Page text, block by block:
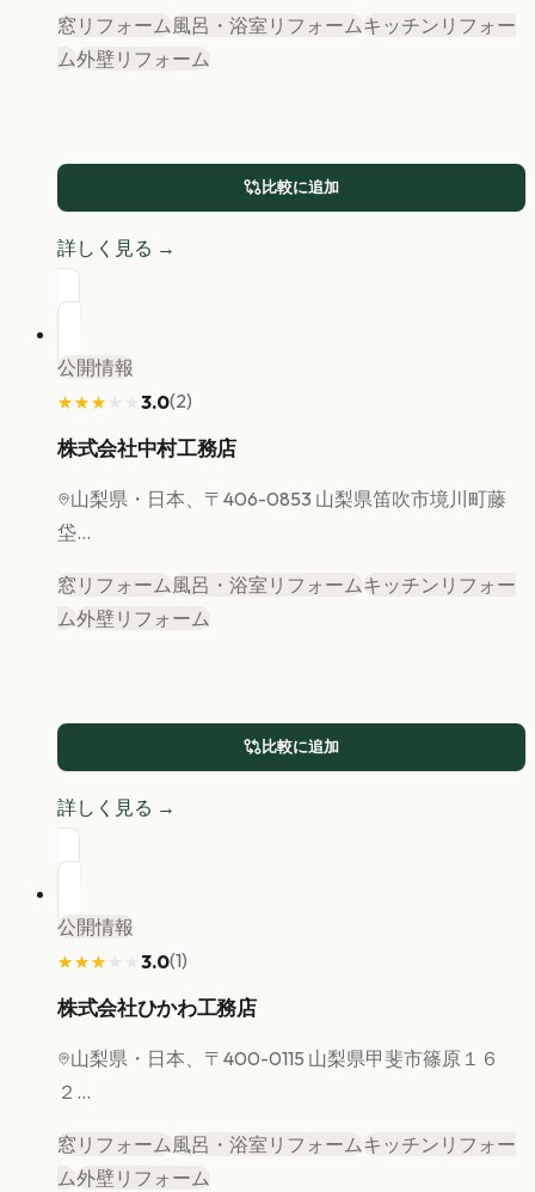
窓リフォーム風呂・浴室リフォームキッチンリフォー
ム外壁リフォーム
比較に追加
詳しく見る →
公開情報
★★★★★
★★★★★ 3.0(2)
株式会社中村工務店
山梨県 ・日本、〒406-0853 山梨県笛吹市境川町藤
垈...
窓リフォーム風呂・浴室リフォームキッチンリフォー
ム外壁リフォーム
比較に追加
詳しく見る →
公開情報
★★★★★
★★★★★ 3.0(1)
株式会社ひかわ工務店
山梨県 ・日本、〒400-0115 山梨県甲斐市篠原１６
２...
窓リフォーム風呂・浴室リフォームキッチンリフォー
ム外壁リフォーム